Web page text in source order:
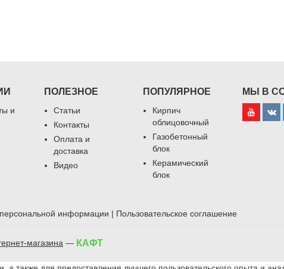
и
ПОЛЕЗНОЕ
Статьи
Контакты
Оплата и
доставка
Видео
ПОПУЛЯРНОЕ
Кирпич
облицовочный
Газобетонный
блок
Керамический
блок
МЫ В
информации | Пользовательское соглашение
магазина — КАФТ